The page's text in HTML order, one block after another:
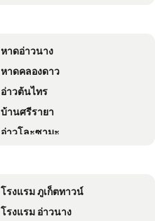
Lanta Just Come Hotel
P.U.P Bamboo Bungalow
ลันตา การ์เด้น โฮม
Lanta New Beach Bungalows
Mada Lanta Mai Keaw
Lanta Sport Resort
อาลันตา วิลล่า
หาดอ่าวนาง
หาดคลองดาว
อ่าวต้นไทร
บ้านศรีรายา
อ่าวโละซามะ
โรงแรม ภูเก็ตทาวน์
โรงแรม อ่าวนาง